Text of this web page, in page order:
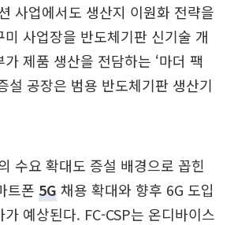
사업에서도 생산지 이원화 전략을
사업장을 반도체기판 신기술 개
가 제품 생산을 전담하는 ‘마더 팩
설 공장은 범용 반도체기판 생산기
수요 확대도 증설 배경으로 꼽힌
트폰 5G채용 확대와 향후 6G 도입
예상된다. FC-CSP는 온디바이스